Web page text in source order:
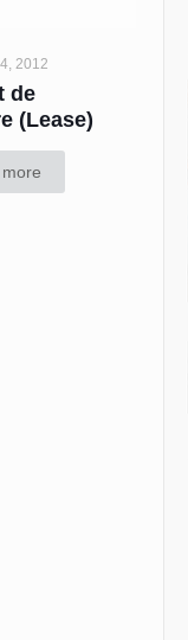
2012
de
(Lease)